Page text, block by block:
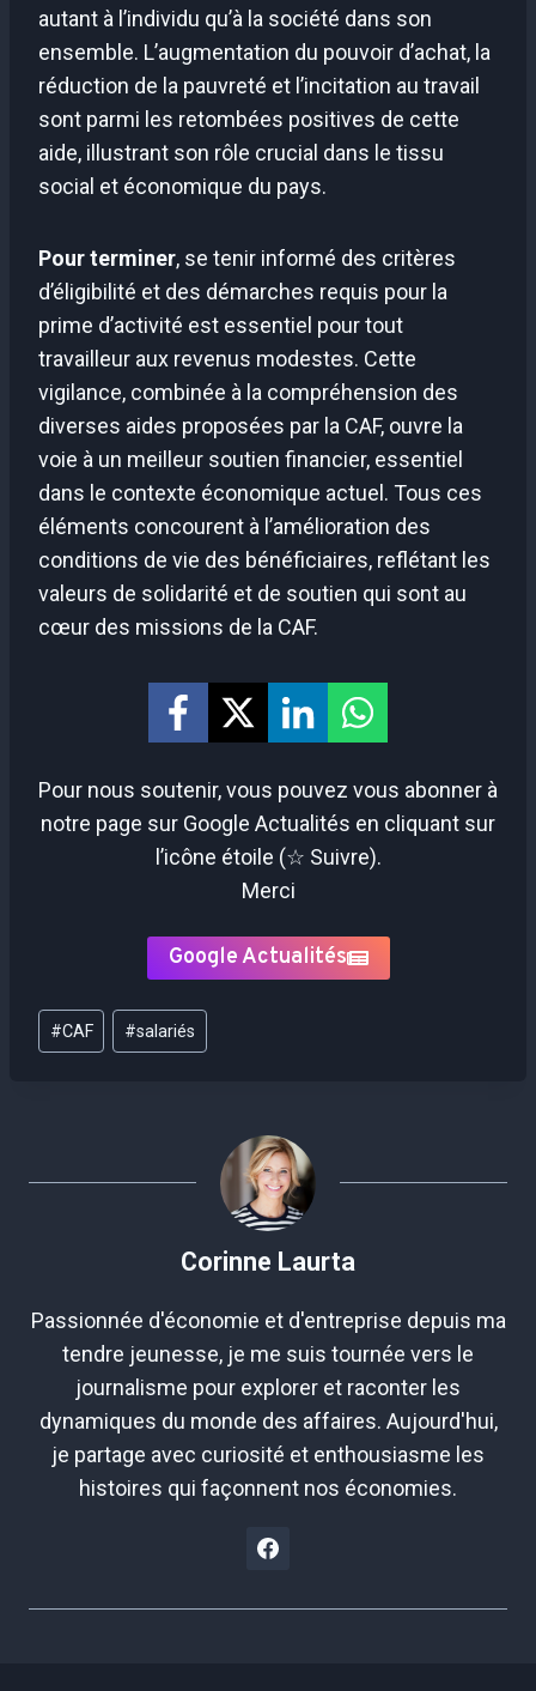
autant à l’individu qu’à la société dans son
ensemble. L’augmentation du pouvoir d’achat, la
réduction de la pauvreté et l’incitation au travail
sont parmi les retombées positives de cette
aide, illustrant son rôle crucial dans le tissu
social et économique du pays.
Pour terminer, se tenir informé des critères
d’éligibilité et des démarches requis pour la
prime d’activité est essentiel pour tout
travailleur aux revenus modestes. Cette
vigilance, combinée à la compréhension des
diverses aides proposées par la CAF, ouvre la
voie à un meilleur soutien financier, essentiel
dans le contexte économique actuel. Tous ces
éléments concourent à l’amélioration des
conditions de vie des bénéficiaires, reflétant les
valeurs de solidarité et de soutien qui sont au
cœur des missions de la CAF.
Pour nous soutenir, vous pouvez vous abonner à
notre page sur Google Actualités en cliquant sur
l’icône étoile (☆ Suivre).
Merci
Google Actualités
Étiquettes
de
#CAF #salariés
Corinne Laurta
Passionnée d'économie et d'entreprise depuis ma
tendre jeunesse, je me suis tournée vers le
journalisme pour explorer et raconter les
dynamiques du monde des affaires. Aujourd'hui,
je partage avec curiosité et enthousiasme les
histoires qui façonnent nos économies.